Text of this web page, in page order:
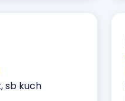
sb kuch